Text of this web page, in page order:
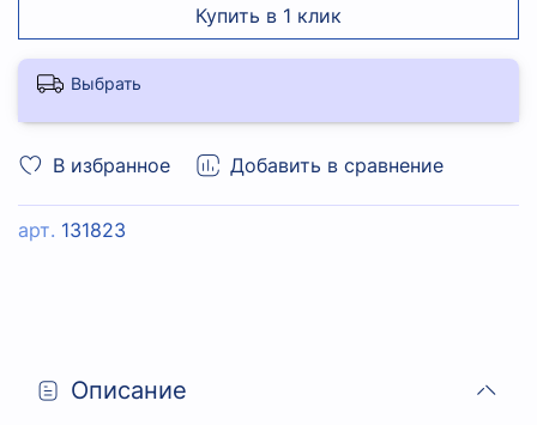
В избранное Добавить в сравнение
арт. 131823
Купить в 1 клик
Выбрать
Описание